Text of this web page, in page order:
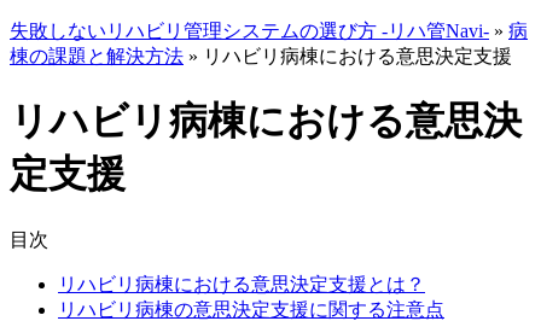
失敗しないリハビリ管理システムの選び方 -リハ管Navi- » 病
棟の課題と解決方法 » リハビリ病棟における意思決定支援
リハビリ病棟における意思決
定支援
目次
リハビリ病棟における意思決定支援とは？
リハビリ病棟の意思決定支援に関する注意点